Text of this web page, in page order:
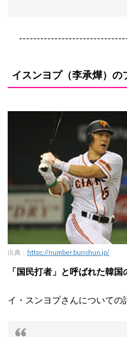
イスンヨプ（李承燁）の
出典： https://number.bunshun.jp/
「国民打者」と呼ばれた韓
イ・スンヨプさんについての